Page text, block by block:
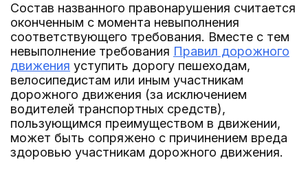
Состав названного правонарушения считается
оконченным с момента невыполнения
соответствующего требования. Вместе с тем
невыполнение требования Правил дорожного
движения уступить дорогу пешеходам,
велосипедистам или иным участникам
дорожного движения (за исключением
водителей транспортных средств),
пользующимся преимуществом в движении,
может быть сопряжено с причинением вреда
здоровью участникам дорожного движения.